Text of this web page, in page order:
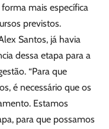
mais específica
previstos.
Santos, já havia
dessa etapa para a
“Para que
é necessário que os
Estamos
para que possamos